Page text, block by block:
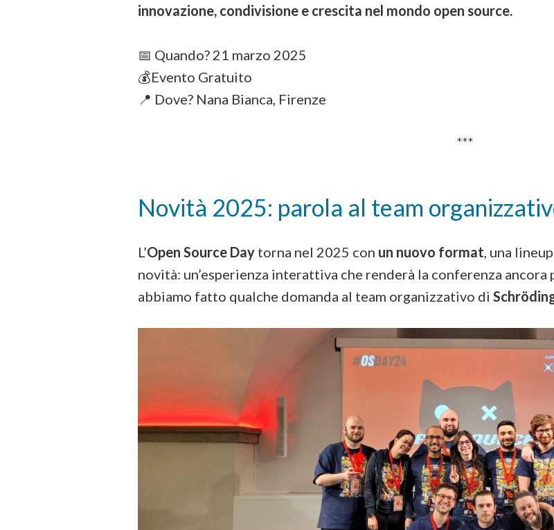
innovazione, condivisione e crescita nel mondo open source.
📅 Quando? 21 marzo 2025
💰Evento Gratuito
📍 Dove? Nana Bianca, Firenze
***
Novità 2025: parola al team
L’Open Source Day torna nel 2025 con un nuovo format , una
novità: un’esperienza interattiva che renderà la conferenza
abbiamo fatto qualche domanda al team organizzativo di